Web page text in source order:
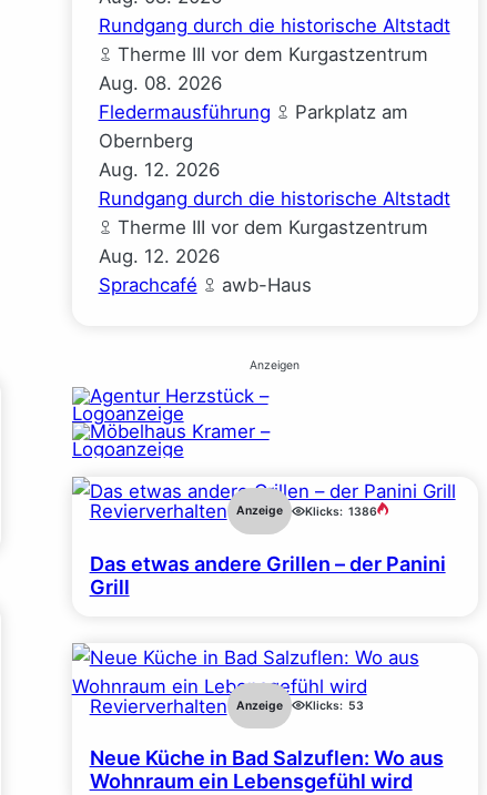
Rundgang durch die historische Altstadt
Therme III vor dem Kurgastzentrum
Aug. 08. 2026
Fledermausführung
Parkplatz am
Obernberg
Aug. 12. 2026
Rundgang durch die historische Altstadt
Therme III vor dem Kurgastzentrum
Aug. 12. 2026
Sprachcafé
awb-Haus
Anzeigen
Revierverhalten Anzeige Klicks: 1386
Das etwas andere Grillen – der Panini
Grill
Revierverhalten Anzeige Klicks: 53
Neue Küche in Bad Salzuflen: Wo aus
Wohnraum ein Lebensgefühl wird